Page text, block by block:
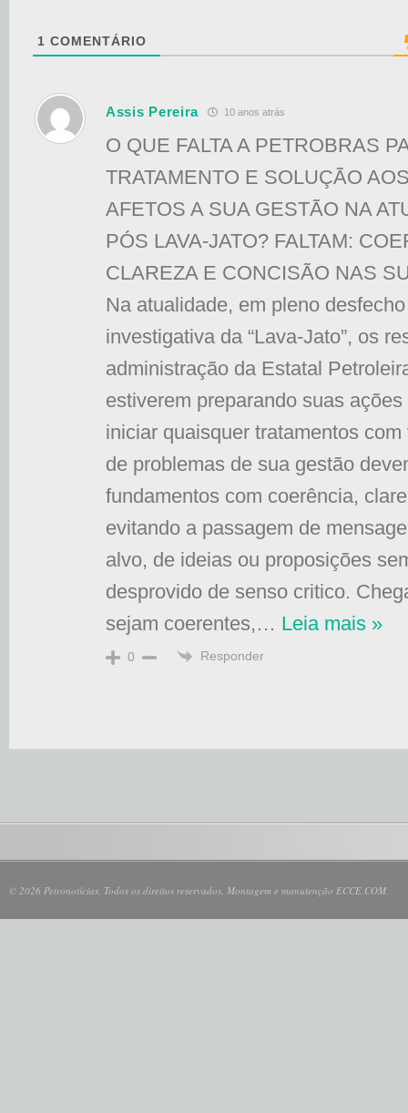
1 COMENTÁRIO
Assis Pereira 10 anos atrás
O QUE FALTA A PETROBRAS
TRATAMENTO E SOLUÇÃO
AFETOS A SUA GESTÃO NA
PÓS LAVA-JATO? FALTAM:
CLAREZA E CONCISÃO NAS
Na atualidade, em pleno
investigativa da “Lava-Jato”, os
administração da Estatal
estiverem preparando suas
iniciar quaisquer tratamentos
de problemas de sua gestão
fundamentos com coerência,
evitando a passagem de
alvo, de ideias ou proposições
desprovido de senso critico.
sejam coerentes, … Leia mais »
0 Responder
© 2026 Petronotícias. Todos os direitos reservados. Montagem e manutenção ECCE.COM.